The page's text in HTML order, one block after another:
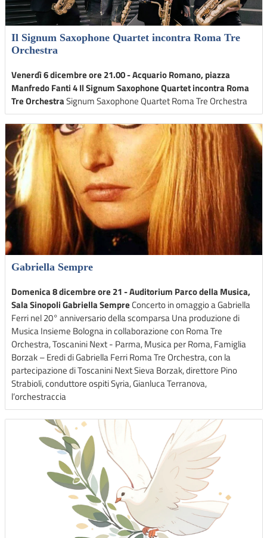
Il Signum Saxophone Quartet incontra Roma Tre
Orchestra
Venerdì 6 dicembre ore 21.00 - Acquario Romano, piazza
Manfredo Fanti 4Il Signum Saxophone Quartet incontra Roma
Tre OrchestraSignum Saxophone Quartet Roma Tre Orchestra
Gabriella Sempre
Domenica 8 dicembre ore 21 - Auditorium Parco della Musica,
Sala SinopoliGabriella Sempre Concerto in omaggio a Gabriella
Ferri nel 20° anniversario della scomparsa Una produzione di
Musica Insieme Bologna in collaborazione con Roma Tre
Orchestra, Toscanini Next - Parma, Musica per Roma, Famiglia
Borzak – Eredi di Gabriella Ferri Roma Tre Orchestra, con la
partecipazione di Toscanini Next Sieva Borzak, direttore Pino
Strabioli, conduttore ospiti Syria, Gianluca Terranova,
l’orchestraccia